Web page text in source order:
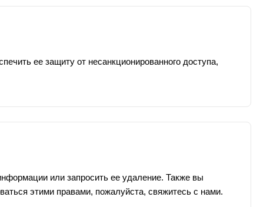
ее защиту от несанкционированного доступа,
или запросить ее удаление. Также вы
этими правами, пожалуйста, свяжитесь с нами.